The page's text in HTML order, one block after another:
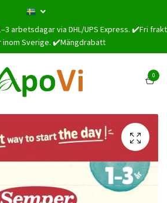
arbetsdagar via DHL/UPS Express. ✔️Fri frakt
inom Sverige. ✔️Mängdrabatt
0